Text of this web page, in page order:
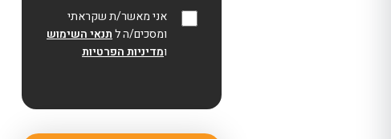
אני מאשר/ת שקראתי
ומסכים/ה לתנאי השימוש
ומדיניות הפרטיות